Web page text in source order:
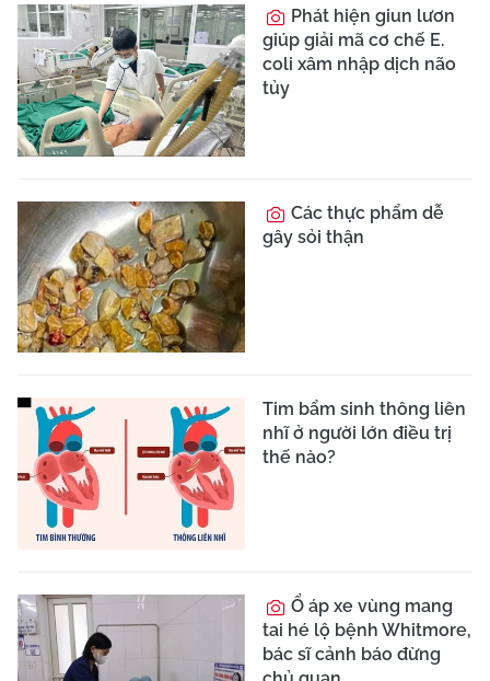
Thiếu ngủ nhẹ kéo
dài gây tăng cân và bệnh
tật
Đốt sóng cao tần
giúp điều trị ung thư gan
Ho ra máu ồ ạt: Bác sĩ
cảnh báo dấu hiệu cấp
cứu hô hấp không thể
Lướt video ngắn càng
nhiều, não càng "ngại"
suy nghĩ?